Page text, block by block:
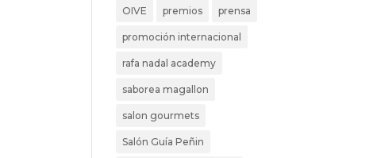
OIVE premios prensa
promoción internacional
rafa nadal academy
saborea magallon
salon gourmets
Salón Guía Peñin